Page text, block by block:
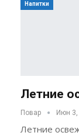
Напитки
Летние
Повар Июн 3,
Летние